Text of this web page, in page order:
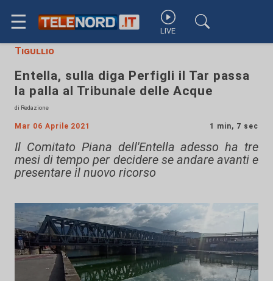
☰ LIVE
Tigullio
Entella, sulla diga Perfigli il Tar passa
la palla al Tribunale delle Acque
di Redazione
Mar 06 Aprile 2021 1 min, 7 sec
Il Comitato Piana dell'Entella adesso ha tre
mesi di tempo per decidere se andare avanti e
presentare il nuovo ricorso